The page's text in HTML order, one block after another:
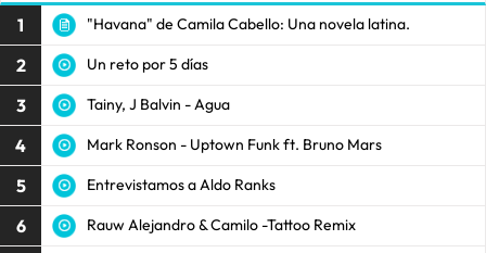
1 "Havana" de Camila Cabello: Una novela latina.
2 Un reto por 5 días
3 Tainy, J Balvin - Agua
4 Mark Ronson - Uptown Funk ft. Bruno Mars
5 Entrevistamos a Aldo Ranks
6 Rauw Alejandro & Camilo -Tattoo Remix